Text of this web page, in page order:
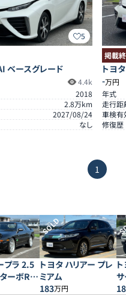
5
ベースグレード
4.4k
2018
2.8万km
2027/08/24
なし
掲載
トヨ
-万円
年式
走行距
車検有
修復歴
1
プラ 2.5
ーボR ワ
SOLD
トヨタ ハリアー プレ
ミアム
183万円